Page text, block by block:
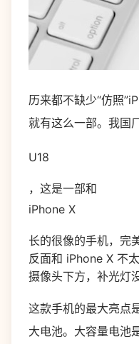
历来都不缺少“仿照
就有这么一部。我国
U18
，这是一部和
iPhone X
长的很像的手机，完
反面和 iPhone X 不
摄像头下方，补光灯
这款手机的最大亮
大电池。大容量电池